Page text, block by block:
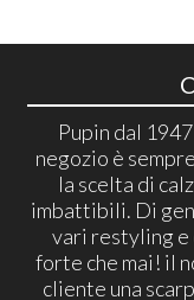
Pupin dal
negozio è
la scelta di
imbattibili. Di
vari restyling e
forte che mai! il
cliente una